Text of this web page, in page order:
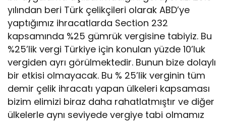
yılından beri Türk çelikçileri olarak ABD’ye
yaptığımız ihracatlarda Section 232
kapsamında %25 gümrük vergisine tabiyiz. Bu
%25’lik vergi Türkiye için konulan yüzde 10’luk
vergiden ayrı görülmektedir. Bunun bize dolaylı
bir etkisi olmayacak. Bu % 25’lik verginin tüm
demir çelik ihracatı yapan ülkeleri kapsaması
bizim elimizi biraz daha rahatlatmıştır ve diğer
ülkelerle aynı seviyede vergiye tabi olmamız